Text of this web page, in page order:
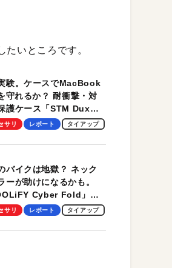
いところです。
験。ケースでMacBook
守れるか？ 耐衝撃・対
護ケース「STM Dux
を検証。学生、ビジネ
サリ レポート タイアップ
バイクは地獄？ ネック
ーが助けになるかも。
Cyber Fold」レ
。冷却の速さ、密着する
ッド！
サリ レポート タイアップ